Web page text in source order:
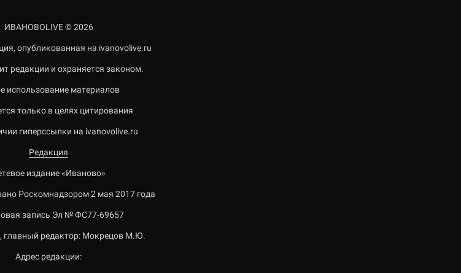
ИВАНОВОLIVE © 2026
опубликованная на ivanovolive.ru
редакции и охраняется законом.
использование материалов
только в целях цитирования
гиперссылки на ivanovolive.ru
Редакция
издание «Иваново»
Роскомнадзором 2 мая 2017 года
запись Эл № ФС77-69657
главный редактор: Мокрецов М.Ю.
Адрес редакции: